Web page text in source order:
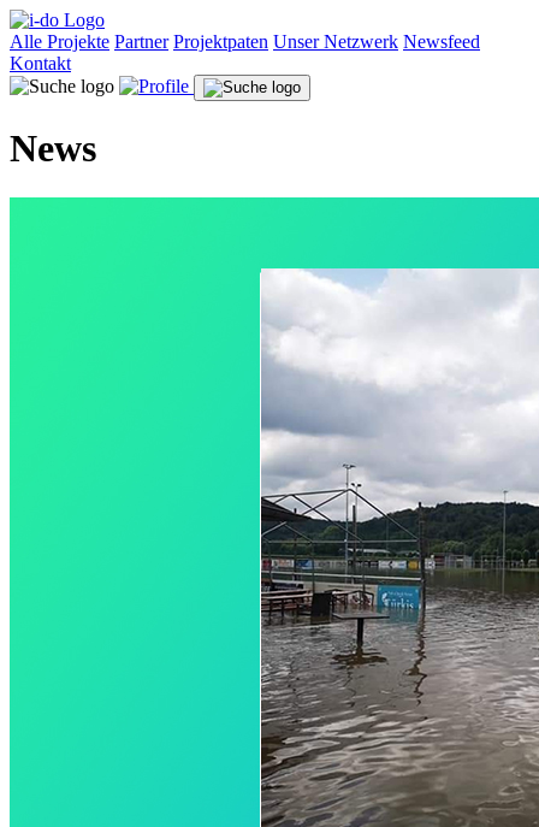
Alle Projekte Partner Projektpaten Unser Netzwerk Newsfeed
Kontakt
News